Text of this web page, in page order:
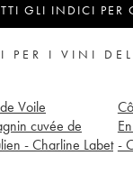
GLI INDICI PER
PER I VINI
Voile
cuvée de
- Charline Labet -